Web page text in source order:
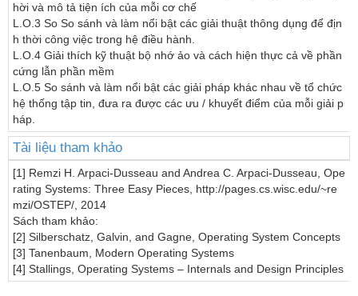
hời và mô tả tiện ích của mỗi cơ chế
L.O.3 So So sánh và làm nổi bật các giải thuật thông dụng để địn
h thời công việc trong hệ điều hành.
L.O.4 Giải thích kỹ thuật bộ nhớ ảo và cách hiện thực cả về phần
cứng lẫn phần mềm
L.O.5 So sánh và làm nổi bật các giải pháp khác nhau về tổ chức
hệ thống tập tin, đưa ra được các ưu / khuyết điểm của mỗi giải p
Tài liệu tham khảo
[1] Remzi H. Arpaci-Dusseau and Andrea C. Arpaci-Dusseau, Ope
rating Systems: Three Easy Pieces, http://pages.cs.wisc.edu/~re
mzi/OSTEP/, 2014
Sách tham khảo:
[2] Silberschatz, Galvin, and Gagne, Operating System Concepts
[3] Tanenbaum, Modern Operating Systems